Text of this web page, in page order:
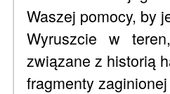
Waszej pomocy, by
Wyruszcie w
związane z historią
fragmenty